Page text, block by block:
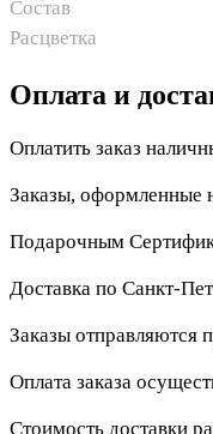
Состав
Расцветка
Оплата и
Оплатить заказ
Заказы, оформленные
Подарочным
Доставка по Санкт-
Заказы отправляются
Оплата заказа
Стоимость доставки